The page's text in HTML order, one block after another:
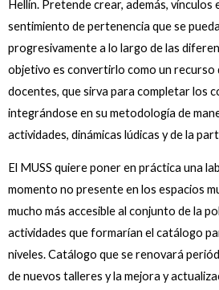
Hellín. Pretende crear, además, vínculos
sentimiento de pertenencia que se
progresivamente a lo largo de las
objetivo es convertirlo como un recurso
docentes, que sirva para completar los
integrándose en su metodología de
actividades, dinámicas lúdicas y de la
El MUSS quiere poner en práctica una
momento no presente en los espacios
mucho más accesible al conjunto de la
actividades que formarían el catálogo
niveles. Catálogo que se renovará
de nuevos talleres y la mejora y